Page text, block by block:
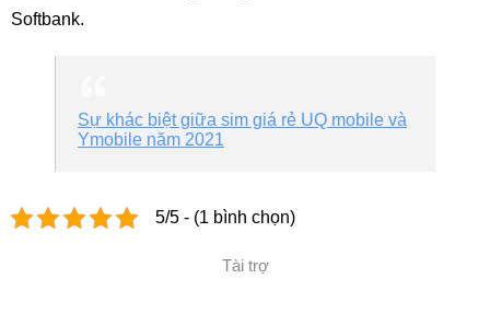
Softbank.
Sự khác biệt giữa sim giá rẻ UQ mobile và
Ymobile năm 2021
5/5 - (1 bình chọn)
Tài trợ